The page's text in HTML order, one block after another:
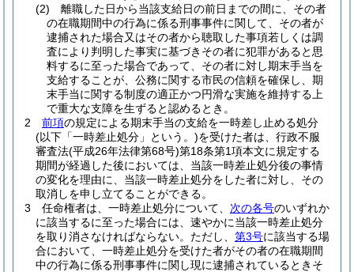
(2)
離職した日から当該支給日の前日までの間に、その者
の在職期間中の行為に係る刑事事件に関して、その者が
逮捕された場合又はその者から聴取した事項若しくは調
査により判明した事実に基づきその者に犯罪があると思
料するに至った場合であって、その者に対し期末手当を
支給することが、公務に関する市民の信頼を確保し、期
末手当に関する制度の適正かつ円滑な実施を維持する上
で重大な支障を生ずると認めるとき。
2
前項の規定による期末手当の支給を一時差し止める処分
(以下「一時差止処分」という。)を受けた者は、行政不服
審査法(平成26年法律第68号)第18条第1項本文に規定する
期間が経過した後においては、当該一時差止処分後の事情
の変化を理由に、当該一時差止処分をした者に対し、その
取消しを申し立てることができる。
3
任命権者は、一時差止処分について、 次の各号のいずれか
に該当するに至った場合には、速やかに当該一時差止処分
を取り消さなければならない。 ただし、 第3号に該当する場
合において、一時差止処分を受けた者がその者の在職期間
中の行為に係る刑事事件に関し現に逮捕されているときそ